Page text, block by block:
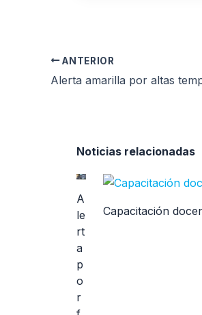
ANTERIOR
Noticias relacionadas
A
le
rt
a
p
o
r
Capacitación